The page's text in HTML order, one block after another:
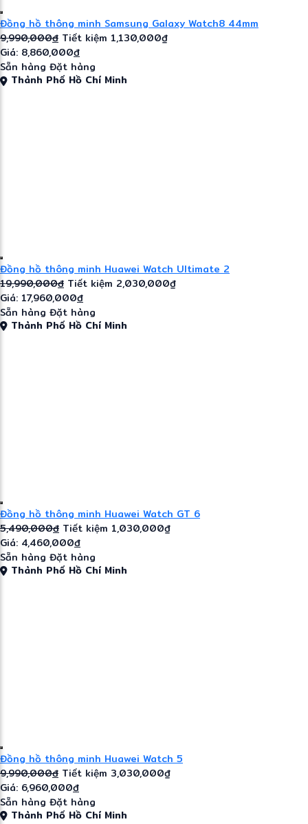
Đồng hồ thông minh Samsung Galaxy Watch8 44mm
9,990,000đ Tiết kiệm 1,130,000₫
Giá: 8,860,000đ
Sẵn hàng Đặt hàng
Thành Phố Hồ Chí Minh
Đồng hồ thông minh Huawei Watch Ultimate 2
19,990,000đ Tiết kiệm 2,030,000₫
Giá: 17,960,000đ
Sẵn hàng Đặt hàng
Thành Phố Hồ Chí Minh
Đồng hồ thông minh Huawei Watch GT 6
5,490,000đ Tiết kiệm 1,030,000₫
Giá: 4,460,000đ
Sẵn hàng Đặt hàng
Thành Phố Hồ Chí Minh
Đồng hồ thông minh Huawei Watch 5
9,990,000đ Tiết kiệm 3,030,000₫
Giá: 6,960,000đ
Sẵn hàng Đặt hàng
Thành Phố Hồ Chí Minh